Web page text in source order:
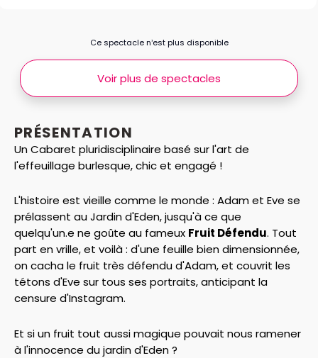
PRÉSENTATION
Un Cabaret pluridisciplinaire basé sur l'art de
l'effeuillage burlesque, chic et engagé !
L'histoire est vieille comme le monde : Adam et Eve se
prélassent au Jardin d'Eden, jusqu'à ce que
quelqu'un.e ne goûte au fameux Fruit Défendu. Tout
part en vrille, et voilà : d'une feuille bien dimensionnée,
on cacha le fruit très défendu d'Adam, et couvrit les
tétons d'Eve sur tous ses portraits, anticipant la
censure d'Instagram.
Et si un fruit tout aussi magique pouvait nous ramener
à l'innocence du jardin d'Eden ?
Ce spectacle n’est plus disponible
Voir plus de spectacles